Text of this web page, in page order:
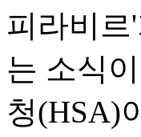
피라비
는 소식
청(HSA)